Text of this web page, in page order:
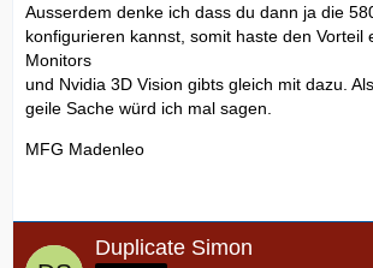
Ausserdem denke ich dass du dann ja die
konfigurieren kannst, somit haste den Vorteil
Monitors
und Nvidia 3D Vision gibts gleich mit dazu.
geile Sache würd ich mal sagen.
MFG Madenleo
Duplicate Simon